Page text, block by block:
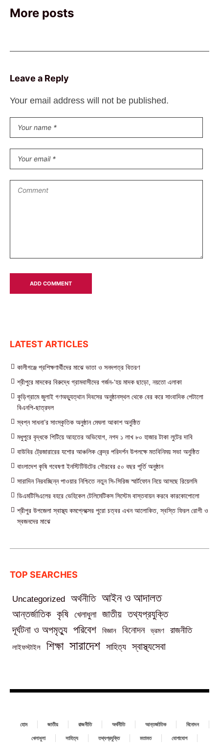
More posts
Leave a Reply
Your email address will not be published.
LATEST ARTICLES
কালীগঞ্জে প্রশিক্ষণার্থীদের মাঝে ভাতা ও সনদপত্র বিতরণ
শ্রীপুরে মাদকের বিরুদ্ধে গ্রামবাসীদের গর্জন-‘হয় মাদক ছাড়ো, নয়তো এলাকা
কুড়িগ্রামে জুলাই গণঅভ্যুত্থান দিবসের অনুষ্ঠানস্থল থেকে বের করে সাংবাদিক পেটালো
বিএনপি-ছাত্রদল
স্বপ্ন সাধনা’র সাংস্কৃতিক অনুষ্ঠান মেঘলা আকাশ অনুষ্ঠিত
মধুপুরে বৃদ্ধকে পিটিয়ে আহতের অভিযোগ, নগদ ১ লাখ ৮০ হাজার টাকা লুটের দাবি
বাউবির ট্রেজারারের যশোর আঞ্চলিক কেন্দ্র পরিদর্শন উপলক্ষে মতবিনিময় সভা অনুষ্ঠিত
বাংলাদেশ কৃষি গবেষণা ইনস্টিটিউটের গৌরবের ৫০ বছর পূর্তি অনুষ্ঠান
সারাদিন নিরবচ্ছিন্ন পাওয়ার নিশ্চিতে নতুন সি-সিরিজ স্মার্টফোন নিয়ে আসছে রিয়েলমি
ডিএমটিসিএলের বহরে ভেহিকেল টেলিমেটিকস সিস্টেম বাস্তবায়ন করবে কারকোপোলো
শ্রীপুর উপজেলা স্বাস্থ্য কমপ্লেক্সের পুরো চত্বর এখন আলোকিত, স্বস্তি ফিরল রোগী ও
স্বজনদের মাঝে‎
TOP SEARCHES
Uncategorized অর্থনীতি আইন ও আদালত
আন্তর্জাতিক কৃষি খেলাধুলা জাতীয় তথ্যপ্রযুক্তি
দূর্ঘটনা ও অপমৃত্যু পরিবেশ বিজ্ঞান বিনোদন ভ্রমণ রাজনীতি
লাইফস্টাইল শিক্ষা সারাদেশ সাহিত্য স্বাস্থ্যসেবা
হোম জাতীয় রাজনীতি অর্থনীতি আন্তর্জাতিক বিনোদন
খেলাধুলা সাহিত্য তথ্যপ্রযুক্তি মতামত যোগাযোগ